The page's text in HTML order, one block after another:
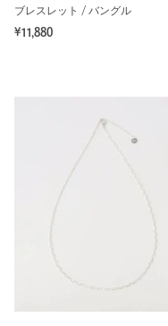
ブレスレット / バングル
¥11,880